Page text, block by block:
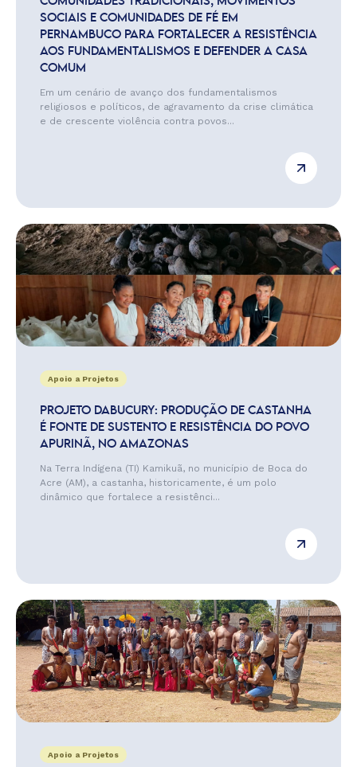
SOCIAIS E COMUNIDADES DE FÉ EM
PERNAMBUCO PARA FORTALECER A RESISTÊNCIA
AOS FUNDAMENTALISMOS E DEFENDER A CASA
COMUM
Em um cenário de avanço dos fundamentalismos
religiosos e políticos, de agravamento da crise climática
e de crescente violência contra povos...
Apoio a Projetos
PROJETO DABUCURY: PRODUÇÃO DE CASTANHA
É FONTE DE SUSTENTO E RESISTÊNCIA DO POVO
APURINÃ, NO AMAZONAS
Na Terra Indígena (TI) Kamikuã, no município de Boca do
Acre (AM), a castanha, historicamente, é um polo
dinâmico que fortalece a resistênci...
Apoio a Projetos